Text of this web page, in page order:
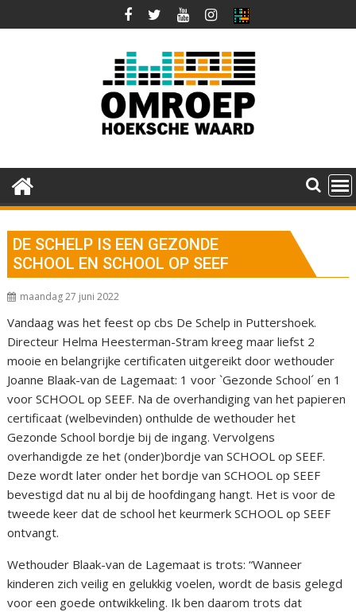
naar
DE SCHELP IS EEN GEZONDE
SCHOOL EN SCHOOL OP SEEF
maandag 27 juni 2022
Vandaag was het feest op cbs De Schelp in Puttershoek.
Directeur Helma Heesterman-Stram kreeg maar liefst 2
mooie en belangrijke certificaten uitgereikt door wethouder
Joanne Blaak-van de Lagemaat: 1 voor `Gezonde School´ en 1
voor SCHOOL op SEEF. Na de overhandiging van het papieren
certificaat (welbevinden) onthulde de wethouder het
Gezonde School bordje bij de ingang. Vervolgens
overhandigde ze het (onder)bordje van SCHOOL op SEEF.
Deze wordt later onder het bordje van SCHOOL op SEEF
bevestigd dat nu al bij de hoofdingang hangt. Het is voor de
tweede keer dat de school het keurmerk SCHOOL op SEEF
ontvangt.
Wethouder Blaak-van de Lagemaat is trots: “Wanneer
kinderen zich veilig en gelukkig voelen, wordt de basis gelegd
voor een goede ontwikkeling. Ik ben daarom trots dat